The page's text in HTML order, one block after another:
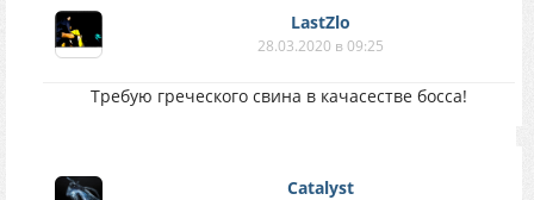
LastZlo
28.03.2020 в 09:25
Требую греческого свина в качасестве босса!
Catalyst